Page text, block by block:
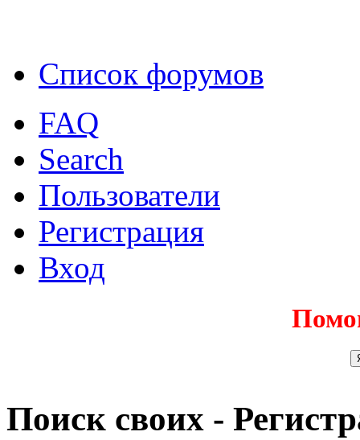
Список форумов
FAQ
Search
Пользователи
Регистрация
Вход
Поиск своих -